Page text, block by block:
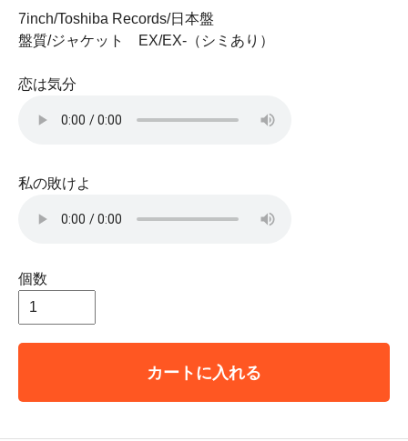
7inch/Toshiba Records/日本盤
盤質/ジャケット EX/EX-（シミあり）
恋は気分
私の敗けよ
個数
カートに入れる